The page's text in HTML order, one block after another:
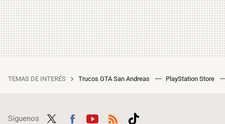
TEMAS DE INTERÉS Trucos GTA San Andreas PlayStation Store
Síguenos